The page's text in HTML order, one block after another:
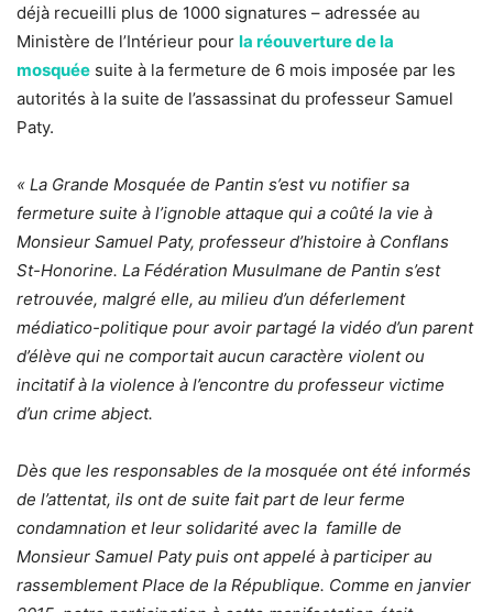
déjà recueilli plus de 1000 signatures – adressée au
Ministère de l’Intérieur pour la réouverture de la
mosquée suite à la fermeture de 6 mois imposée par les
autorités à la suite de l’assassinat du professeur Samuel
Paty.
« La Grande Mosquée de Pantin s’est vu notifier sa
fermeture suite à l’ignoble attaque qui a coûté la vie à
Monsieur Samuel Paty, professeur d’histoire à Conflans
St-Honorine. La Fédération Musulmane de Pantin s’est
retrouvée, malgré elle, au milieu d’un déferlement
médiatico-politique pour avoir partagé la vidéo d’un parent
d’élève qui ne comportait aucun caractère violent ou
incitatif à la violence à l’encontre du professeur victime
d’un crime abject.
Dès que les responsables de la mosquée ont été informés
de l’attentat, ils ont de suite fait part de leur ferme
condamnation et leur solidarité avec la famille de
Monsieur Samuel Paty puis ont appelé à participer au
rassemblement Place de la République. Comme en janvier